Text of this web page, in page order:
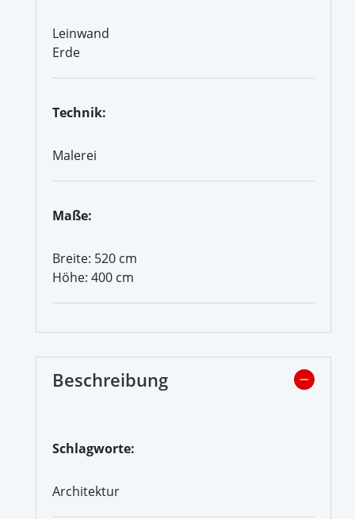
Leinwand
Erde
Technik:
Malerei
Maße:
Breite: 520 cm
Höhe: 400 cm
Beschreibung
Schlagworte:
Architektur